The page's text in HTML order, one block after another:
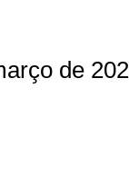
de